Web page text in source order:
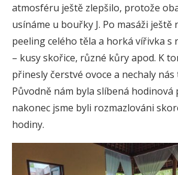
atmosféru ještě zlepšilo, protože
usínáme u bouřky J. Po masáži ještě
peeling celého těla a horká vířivka s
– kusy skořice, různé kůry apod. K
přinesly čerstvé ovoce a nechaly nás
Původně nám byla slíbená hodinová
nakonec jsme byli rozmazlováni
hodiny.